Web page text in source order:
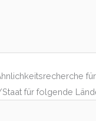
für
für folgende